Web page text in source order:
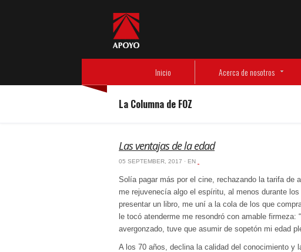
Inicio Acerca de nosotros
La Columna de FOZ
Las ventajas de la edad
05 SEPTEMBER, 2017 · EN
Solía pagar más por el cine, rechazando la tarifa de
me rejuvenecía algo el espíritu, al menos durante
presentar un libro, me uní a la cola de los que
le tocó atenderme me resondró con amable firmeza:
avergonzado, tuve que asumir de sopetón mi edad
A los 70 años, declina la calidad del conocimiento y